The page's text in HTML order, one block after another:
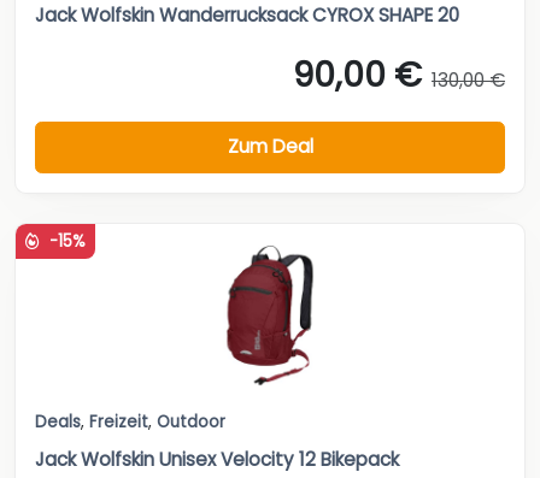
Jack Wolfskin Wanderrucksack CYROX SHAPE 20
90,00 € 130,00 €
Zum Deal
-15%
Deals, Freizeit, Outdoor
Jack Wolfskin Unisex Velocity 12 Bikepack